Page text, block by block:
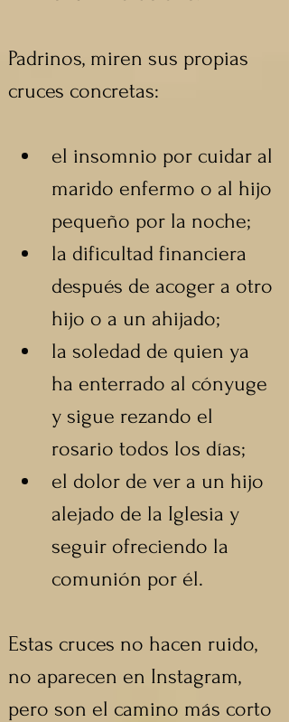
Padrinos, miren sus propias
cruces concretas:
el insomnio por cuidar al
marido enfermo o al hijo
pequeño por la noche;
la dificultad financiera
después de acoger a otro
hijo o a un ahijado;
la soledad de quien ya
ha enterrado al cónyuge
y sigue rezando el
rosario todos los días;
el dolor de ver a un hijo
alejado de la Iglesia y
seguir ofreciendo la
comunión por él.
Estas cruces no hacen ruido,
no aparecen en Instagram,
pero son el camino más corto